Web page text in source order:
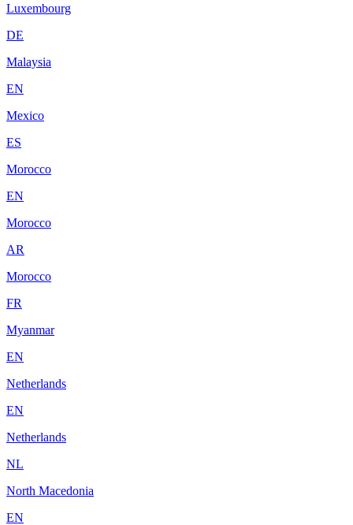
Luxembourg
DE
Malaysia
EN
Mexico
ES
Morocco
EN
Morocco
AR
Morocco
FR
Myanmar
EN
Netherlands
EN
Netherlands
NL
North Macedonia
EN